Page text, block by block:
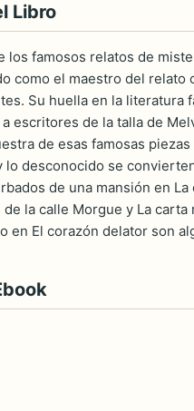
Libro
los famosos relatos de
como el maestro del
Su huella en la
escritores de la talla de
de esas famosas
lo desconocido se
de una mansión en
la calle Morgue y La
en El corazón delator son